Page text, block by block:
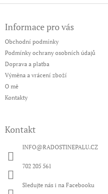
Informace pro vás
Obchodní podmínky
Podmínky ochrany osobních údajů
Doprava a platba
Výměna a vrácení zboží
O mě
Kontakty
Kontakt
INFO@RADOSTINEPALU.CZ
702 205 561
Sledujte nás i na Facebooku